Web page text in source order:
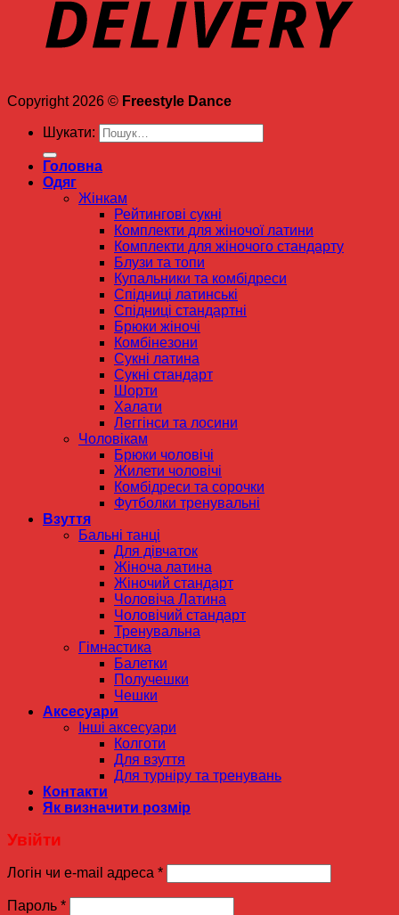
Copyright 2026 © Freestyle Dance
Шукати:
Головна
Одяг
Жінкам
Рейтингові сукні
Комплекти для жіночої латини
Комплекти для жіночого стандарту
Блузи та топи
Купальники та комбідреси
Спідниці латинські
Спідниці стандартні
Брюки жіночі
Комбінезони
Сукні латина
Сукні стандарт
Шорти
Халати
Леггінси та лосини
Чоловікам
Брюки чоловічі
Жилети чоловічі
Комбідреси та сорочки
Футболки тренувальні
Взуття
Бальні танці
Для дівчаток
Жіноча латина
Жіночий стандарт
Чоловіча Латина
Чоловічий стандарт
Тренувальна
Гімнастика
Балетки
Получешки
Чешки
Аксесуари
Інші аксесуари
Колготи
Для взуття
Для турніру та тренувань
Контакти
Як визначити розмір
Увійти
Логін чи e-mail адреса *
Пароль *